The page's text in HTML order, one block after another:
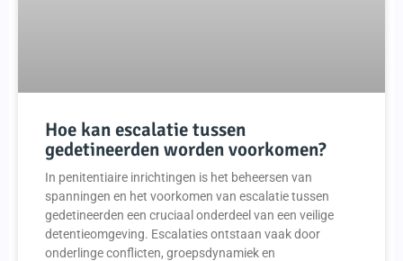
Hoe kan escalatie tussen
gedetineerden worden voorkomen?
In penitentiaire inrichtingen is het beheersen van
spanningen en het voorkomen van escalatie tussen
gedetineerden een cruciaal onderdeel van een veilige
detentieomgeving. Escalaties ontstaan vaak door
onderlinge conflicten, groepsdynamiek en